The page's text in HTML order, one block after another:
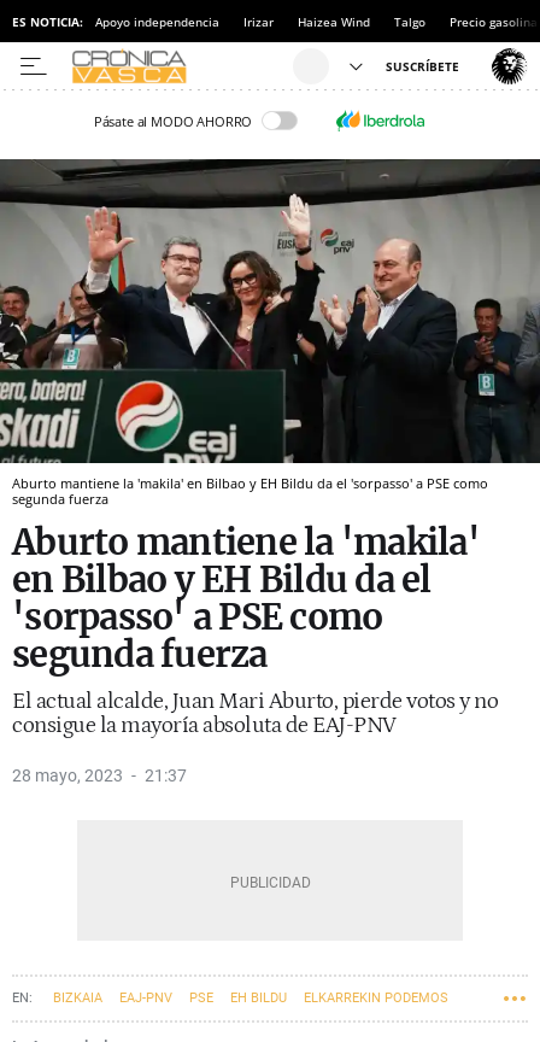
ES NOTICIA: Apoyo independencia Irizar Haizea Wind Talgo Precio gasolina
Pásate al MODO AHORRO
Aburto mantiene la 'makila' en Bilbao y EH Bildu da el 'sorpasso' a PSE como
segunda fuerza
Aburto mantiene la 'makila'
en Bilbao y EH Bildu da el
'sorpasso' a PSE como
segunda fuerza
El actual alcalde, Juan Mari Aburto, pierde votos y no
consigue la mayoría absoluta de EAJ-PNV
28 mayo, 2023 21:37
BIZKAIA EAJ-PNV PSE EH BILDU ELKARREKIN PODEMOS